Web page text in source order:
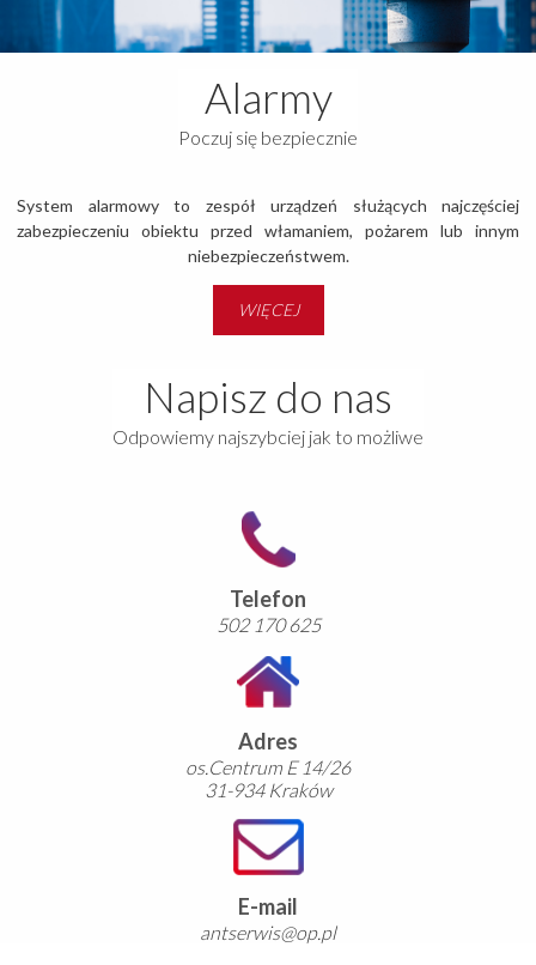
Alarmy
Poczuj się bezpiecznie
System alarmowy to zespół urządzeń służących najczęściej
zabezpieczeniu obiektu przed włamaniem, pożarem lub innym
niebezpieczeństwem.
WIĘCEJ
Napisz do nas
Odpowiemy najszybciej jak to możliwe
Telefon
502 170 625
Adres
os.Centrum E 14/26
31-934 Kraków
E-mail
antserwis@op.pl